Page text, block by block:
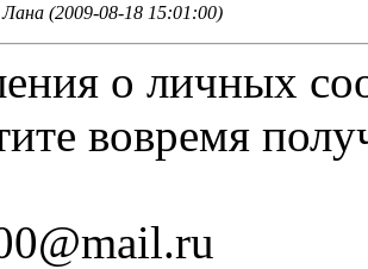
(2009-08-18 15:01:00)
о личных
вовремя